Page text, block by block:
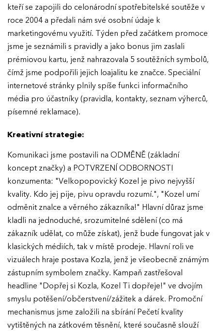
VÝSLEDKY
Ročník 2024
Ročník 2023
Ročník 2022
Ročník 2021
Ročník 2020
Ročník 2019
Ročník 2017
GALERIE
KONTAKTY
kteří se zapojili do celonárodní spotřebitelské soutěže v
roce 2004 a předali nám své osobní údaje k
marketingovému využití. Týden před začátkem promoce
jsme je seznámili s pravidly a jako bonus jim zaslali
prémiovou kartu, jenž nahrazovala 5 soutěžních symbolů,
čímž jsme podpořili jejich loajalitu ke značce. Speciální
internetové stránky plnily spíše funkci informačního
média pro účastníky (pravidla, kontakty, seznam výherců,
písemné reklamace).
Kreativní strategie:
Komunikaci jsme postavili na ODMĚNĚ (základní
koncept značky) a POTVRZENÍ ODBORNOSTI
konzumenta: "Velkopopovický Kozel je pivo nejvyšší
kvality. Kdo jej pije, pivu opravdu rozumí.", "Kozel umí
odměnit znalce a věrného zákazníka!" Hlavní důraz jsme
kladli na jednoduché, srozumitelné sdělení (co má
zákazník udělat, co může získat), jenž bude fungovat jak v
klasických médiích, tak v místě prodeje. Hlavní roli ve
vizuálech hraje postava Kozla, jenž je všeobecně známým
zástupním symbolem značky. Kampaň zastřešoval
headline "Dopřej si Kozla, Kozel Ti dopřeje!" ve dvojím
smyslu potěšení/občerstvení/zážitek a dárek. Promoční
mechanismus jsme založili na sbírání Pečetí kvality
vytištěných na zátkovém těsnění, které současně slouží